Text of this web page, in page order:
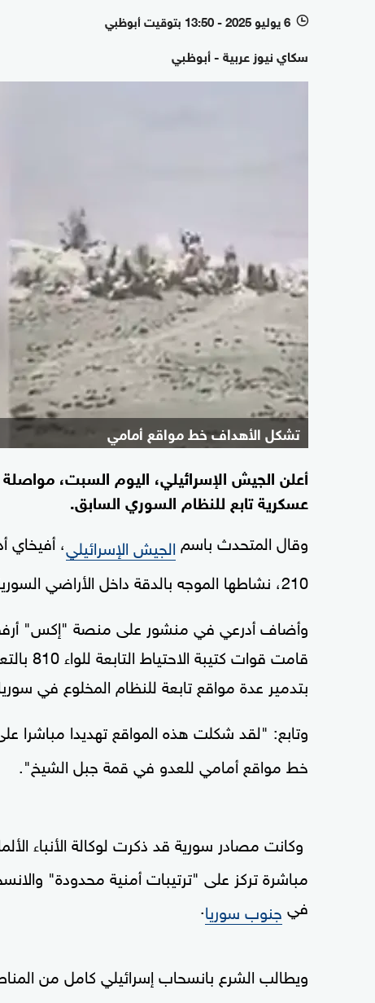
l 6 يوليو 2025 - 13:50 بتوقيت أبوظبي
سكاي نيوز عربية - أبوظبي
تشكل الأهداف خط مواقع أمامي
أعلن الجيش الإسرائيلي، اليوم السبت،
عسكرية تابع للنظام السوري السابق.
وقال المتحدث باسم الجيش الإسرائيلي، أفيخاي
210، نشاطها الموجه بالدقة داخل الأراضي السورية".
وأضاف أدرعي في منشور على منصة "إكس"
قامت
بتدمير عدة مواقع تابعة للنظام المخلوع في
وتابع: "لقد شكلت هذه المواقع تهديدا
خط مواقع أمامي للعدو في قمة جبل الشيخ".
وكانت مصادر سورية قد ذكرت لوكالة الأنباء
مباشرة تركز على "ترتيبات أمنية محدودة"
في جنوب سوريا.
ويطالب الشرع بانسحاب إسرائيلي كامل من